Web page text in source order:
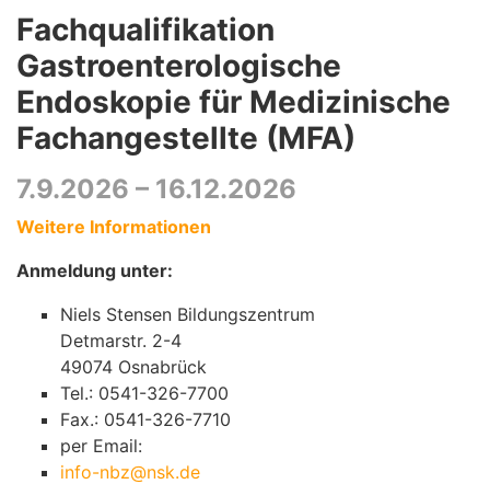
Fachqualifikation
Gastroenterologische
Endoskopie für Medizinische
Fachangestellte (MFA)
7.9.2026 – 16.12.2026
Weitere Informationen
Anmeldung unter:
Niels Stensen Bildungszentrum
Detmarstr. 2-4
49074 Osnabrück
Tel.: 0541-326-7700
Fax.: 0541-326-7710
per Email:
info-nbz@nsk.de